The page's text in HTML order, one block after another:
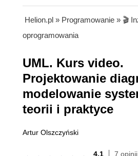
Helion.pl » Programowanie » 🎬
oprogramowania
UML. Kurs video.
Projektowanie
modelowanie
teorii i praktyce
Artur Olszczyński
4.1 7 opinii